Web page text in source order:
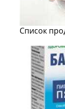
Список